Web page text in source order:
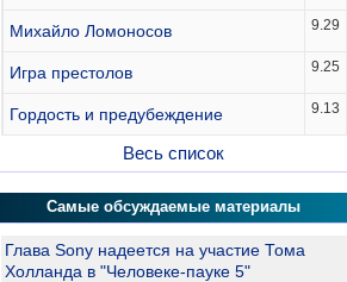
Михайло Ломоносов 9.29
Игра престолов 9.25
Гордость и предубеждение 9.13
Весь список
Самые обсуждаемые материалы
Глава Sony надеется на участие Тома
Холланда в "Человеке-пауке 5"